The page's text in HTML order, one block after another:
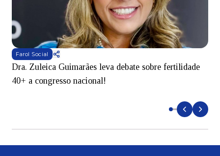
Farol Social
Dra. Zuleica Guimarães leva debate sobre fertilidade
40+ a congresso nacional!